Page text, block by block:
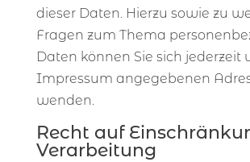
dieser Daten. Hierzu sowie zu
Fragen zum Thema
Daten können Sie sich jederzeit
Impressum angegebenen
wenden.
Recht auf
Verarbeitung